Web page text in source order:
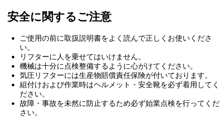
安全に関するご注意
ご使用の前に取扱説明書をよく読んで正しくお使いくださ
い。
リフターに人を乗せてはいけません。
機械は十分に点検整備するように心がけてください。
気圧リフターには生産物賠償責任保険が付いております。
組付けおよび作業時はヘルメット・安全靴を必ず着用してく
ださい。
故障・事故を未然に防止するため必ず始業点検を行ってくだ
さい。